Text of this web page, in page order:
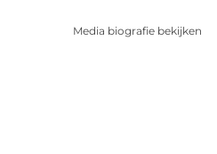
Media biografie bekijken